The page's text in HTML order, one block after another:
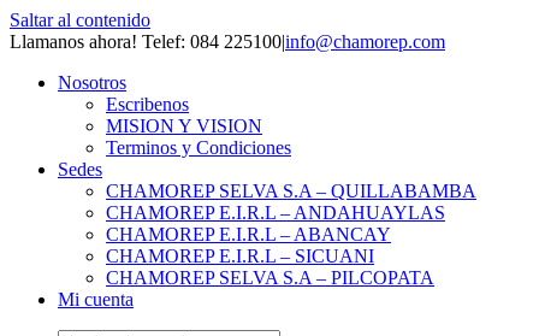
Saltar al contenido
Llamanos ahora! Telef: 084 225100|info@chamorep.com
Nosotros
Escribenos
MISION Y VISION
Terminos y Condiciones
Sedes
CHAMOREP SELVA S.A – QUILLABAMBA
CHAMOREP E.I.R.L – ANDAHUAYLAS
CHAMOREP E.I.R.L – ABANCAY
CHAMOREP E.I.R.L – SICUANI
CHAMOREP SELVA S.A – PILCOPATA
Mi cuenta